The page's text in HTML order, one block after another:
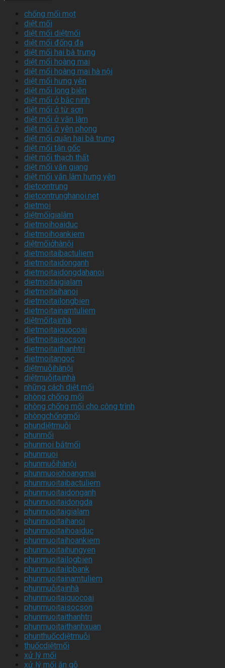
chống mối mọt
diệt mối
diệt mối diệtmối
diệt mối đống đa
diệt mối hai bà trưng
diệt mối hoàng mai
diệt mối hoàng mai hà nội
diệt mối hưng yên
diệt mối long biên
diệt mối ở bắc ninh
diệt mối ở từ sơn
diệt mối ở văn lâm
diệt mối ở yên phong
diệt mối quận hai bà trưng
diệt mối tận gốc
diệt mối thạch thất
diệt mối văn giang
diệt mối văn lâm hưng yên
dietcontrung
dietcontrunghanoi.net
dietmoi
diệtmốigialâm
dietmoihoaiduc
dietmoihoankiem
diệtmốiởhànội
dietmoitaibactuliem
dietmoitaidonganh
dietmoitaidongdahanoi
dietmoitaigialam
dietmoitaihanoi
dietmoitailongbien
dietmoitainamtuliem
diệtmốitạinhà
dietmoitaiquocoai
dietmoitaisocson
dietmoitaithanhtri
dietmoitangoc
diệtmuỗihànội
diệtmuỗitạinhà
những cách diệt mối
phòng chống mối
phòng chống mối cho công trình
phòngchốngmối
phundiệtmuỗi
phunmối
phunmoi bắtmối
phunmuoi
phunmuỗihànội
phunmuoiohoangmai
phunmuoitaibactuliem
phunmuoitaidonganh
phunmuoitaidongda
phunmuoitaigialam
phunmuoitaihanoi
phunmuoitaihoaiduc
phunmuoitaihoankiem
phunmuoitaihungyen
phunmuoitailogbien
phunmuoitailpbank
phunmuoitainamtuliem
phunmuỗitạinhà
phunmuoitaiquocoai
phunmuoitaisocson
phunmuoitaithanhtri
phunmuoitaithanhxuan
phunthuốcdiệtmuỗi
thuốcdiệtmối
xử lý mối
xử lý mối ăn gỗ